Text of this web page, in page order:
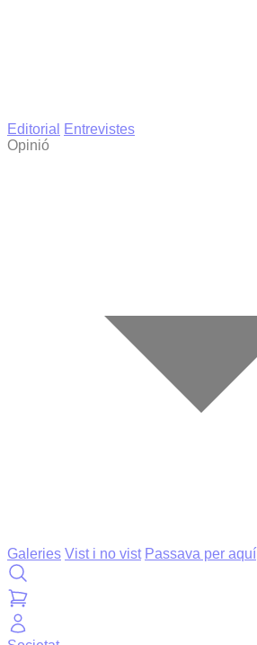
Editorial
Entrevistes
Opinió
Galeries Vist i no vist Passava per aquí